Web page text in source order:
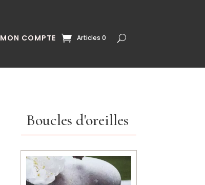
MON COMPTE Articles 0
Boucles d'oreilles